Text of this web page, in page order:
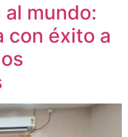
al mundo:
con éxito a